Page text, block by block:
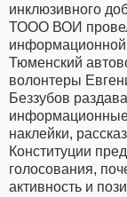
инклюзивного
ТООО ВОИ
информационной
Тюменский
волонтеры
Беззубов
информационные
наклейки,
Конституции
голосования,
активность и